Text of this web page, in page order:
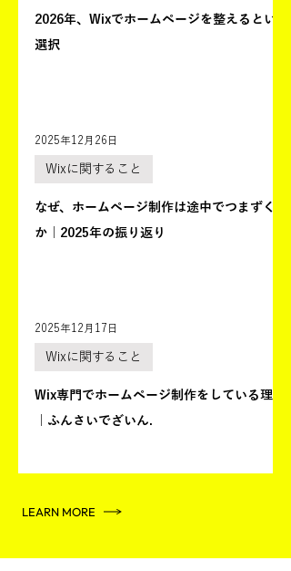
2026年、Wixでホームページを整えるという
選択
なぜ、ホームページ制作は途中でつまずくの
か｜2025年の振り返り
Wixに関すること
2025年12月26日
Wix専門でホームページ制作をしている理由
｜ふんさいでざいん.
Wixに関すること
2025年12月17日
LEARN MORE